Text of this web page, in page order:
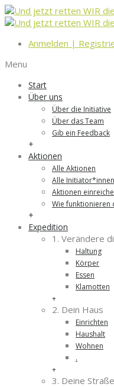
Anmelden |
Menu
Start
Über uns
Über die Initiative
Über das Team
Gib ein Feedback
+
Aktionen
Alle Aktionen
Alle Initiator*innen
Aktionen
Wie funktionieren
+
Expedition
1. Verändere
Haltung
Körper
Essen
Klamotten
+
2. Dein Haus
Einrichten
Haushalt
Wohnen
.
+
3. Deine Straße